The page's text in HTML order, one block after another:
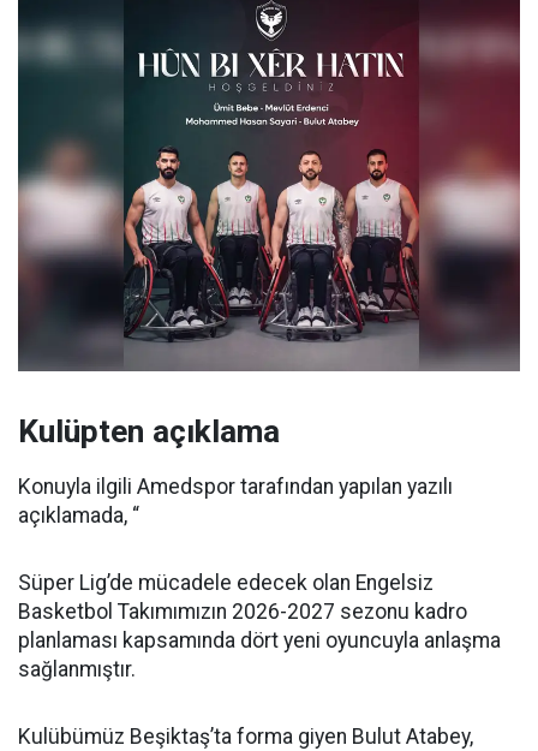
Kulüpten açıklama
Konuyla ilgili Amedspor tarafından yapılan yazılı
açıklamada, “
Süper Lig’de mücadele edecek olan Engelsiz
Basketbol Takımımızın 2026-2027 sezonu kadro
planlaması kapsamında dört yeni oyuncuyla anlaşma
sağlanmıştır.
Kulübümüz Beşiktaş’ta forma giyen Bulut Atabey,